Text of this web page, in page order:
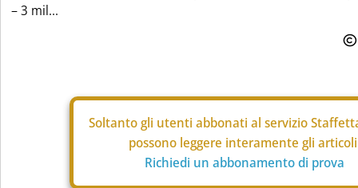
– 3 mil...
Soltanto gli utenti abbonati al servizio
possono leggere interamente gli
Richiedi un abbonamento di prova